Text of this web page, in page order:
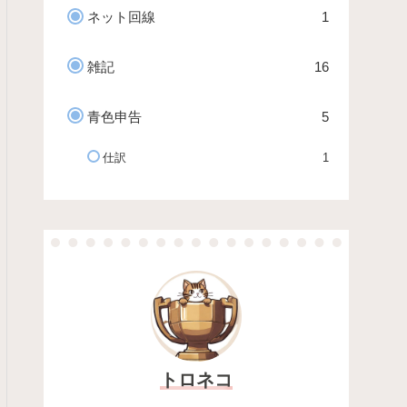
ネット回線 1
雑記 16
青色申告 5
仕訳 1
トロネコ